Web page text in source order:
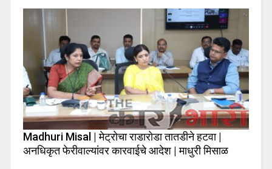
Madhuri Misal | मेट्रोचा राडारोडा तातडीने हटवा |
अनधिकृत फेरीवाल्यांवर कारवाईचे आदेश | माधुरी मिसाळ